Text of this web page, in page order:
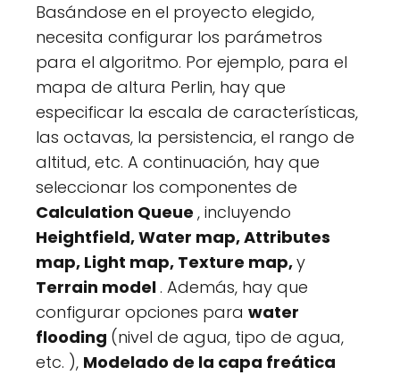
Basándose en el proyecto elegido,
necesita configurar los parámetros
para el algoritmo. Por ejemplo, para el
mapa de altura Perlin, hay que
especificar la escala de características,
las octavas, la persistencia, el rango de
altitud, etc. A continuación, hay que
seleccionar los componentes de
Calculation Queue , incluyendo
Heightfield, Water map, Attributes
map, Light map, Texture map,y
Terrain model. Además, hay que
configurar opciones para water
flooding (nivel de agua, tipo de agua,
etc. ), Modelado de la capa freática